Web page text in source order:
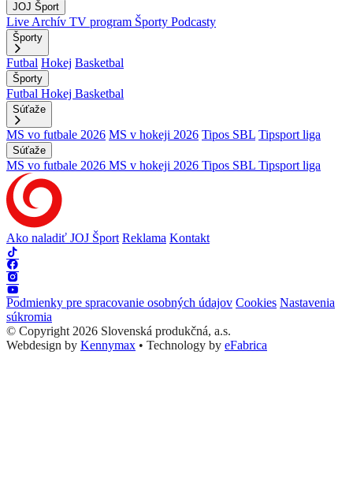
JOJ Šport
Live Archív TV program Športy Podcasty
Športy
Futbal Hokej Basketbal
Športy
Futbal Hokej Basketbal
Súťaže
MS vo futbale 2026 MS v hokeji 2026 Tipos SBL Tipsport liga
Súťaže
MS vo futbale 2026 MS v hokeji 2026 Tipos SBL Tipsport liga
Ako naladiť JOJ Šport Reklama Kontakt
Podmienky pre spracovanie osobných údajov Cookies Nastavenia
súkromia
© Copyright 2026 Slovenská produkčná, a.s.
Webdesign by Kennymax • Technology by eFabrica